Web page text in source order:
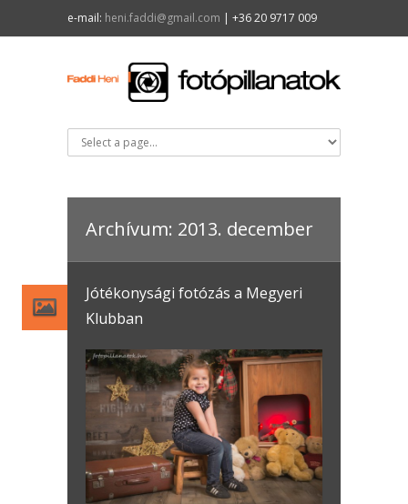
e-mail: heni.faddi@gmail.com | +36 20 9717 009
Archívum: 2013. december
Jótékonysági fotózás a Megyeri
Klubban